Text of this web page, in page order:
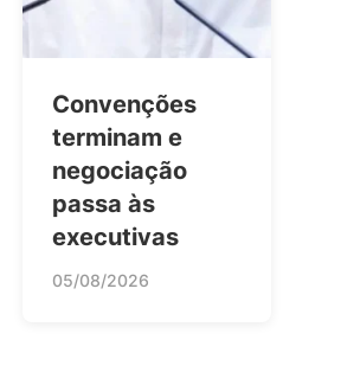
Convenções
terminam e
negociação
passa às
executivas
05/08/2026